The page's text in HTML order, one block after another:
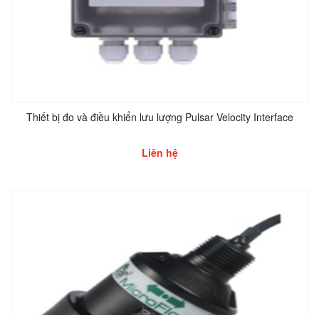
Thiết bị đo và điều khiển lưu lượng Pulsar Velocity Interface
Liên hệ